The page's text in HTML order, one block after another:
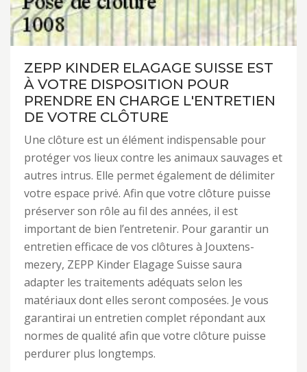
ZEPP KINDER ELAGAGE SUISSE EST
À VOTRE DISPOSITION POUR
PRENDRE EN CHARGE L'ENTRETIEN
DE VOTRE CLÔTURE
Une clôture est un élément indispensable pour
protéger vos lieux contre les animaux sauvages et
autres intrus. Elle permet également de délimiter
votre espace privé. Afin que votre clôture puisse
préserver son rôle au fil des années, il est
important de bien l’entretenir. Pour garantir un
entretien efficace de vos clôtures à Jouxtens-
mezery, ZEPP Kinder Elagage Suisse saura
adapter les traitements adéquats selon les
matériaux dont elles seront composées. Je vous
garantirai un entretien complet répondant aux
normes de qualité afin que votre clôture puisse
perdurer plus longtemps.